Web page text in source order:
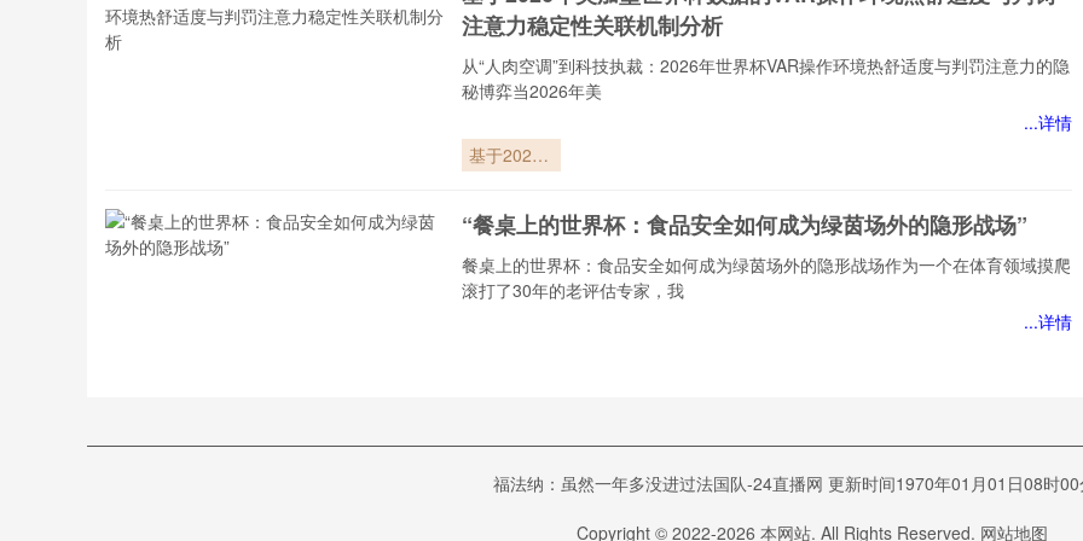
密码”**
注意力稳定性关联机制分析
从“人肉空调”到科技执裁：2026年世界杯VAR操作环境热舒适度与判罚注意力的隐
秘博弈当2026年美
...详情
基于2026
VAR操作环
境热舒适度
与判罚注意
力稳定性关
“餐桌上的世界杯：食品安全如何成为绿茵场外的隐形战场”
餐桌上的世界杯：食品安全如何成为绿茵场外的隐形战场作为一个在体育领域摸爬
滚打了30年的老评估专家，我
...详情
外的隐形战
“南美十强死斗局：六路搏杀，一线生机”
南美十强死斗局：六路搏杀，一线生机作为一名从事体育评估工作三十年的老观察
者，我见过太多赛场上令人心碎
福法纳：虽然一年多没进过法国队-24直播网 更新时间1970年01月01日08时
Copyright © 2022-2026 本网站. All Rights Reserved. 网站地图